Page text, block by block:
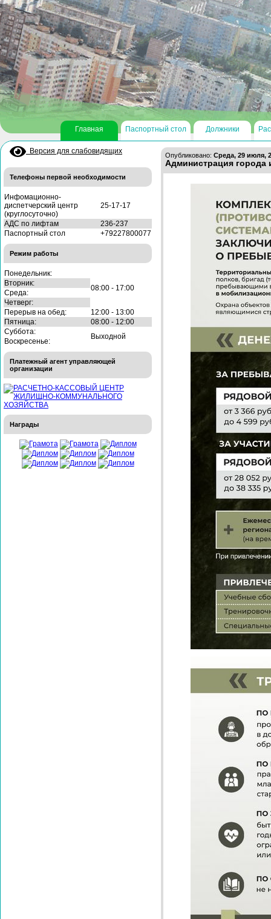
Главная Паспортный стол Должники
Версия для слабовидящих
Телефоны первой необходимости
Инфомационно-
диспетчерский центр
(круглосуточно)
25-17-17
АДС по лифтам
236-237
Паспортный стол
+79227800077
Режим работы
Понедельник:
08:00 - 17:00
Вторник:
Среда:
Четверг:
Перерыв на обед:
12:00 - 13:00
Пятница:
08:00 - 12:00
Суббота:
Выходной
Воскресенье:
Платежный агент управляющей
организации
Награды
Опубликовано: Среда, 29 июля,
Администрация